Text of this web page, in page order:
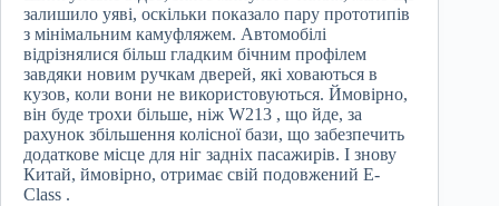
залишило уяві, оскільки показало пару прототипів
з мінімальним камуфляжем. Автомобілі
відрізнялися більш гладким бічним профілем
завдяки новим ручкам дверей, які ховаються в
кузов, коли вони не використовуються. Ймовірно,
він буде трохи більше, ніж W213 , що йде, за
рахунок збільшення колісної бази, що забезпечить
додаткове місце для ніг задніх пасажирів. І знову
Китай, ймовірно, отримає свій подовжений E-
Class .